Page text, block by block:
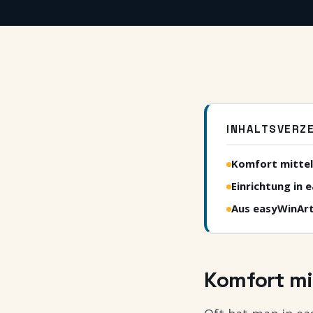
Komfort
Einrichtung in
Aus
Komfort